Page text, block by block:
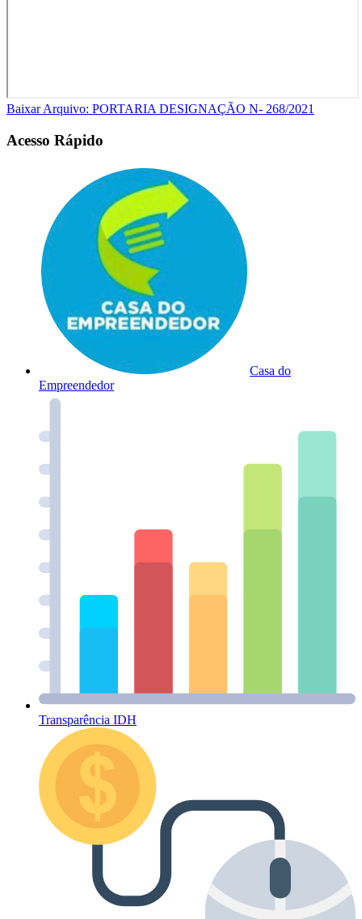
Baixar Arquivo: PORTARIA DESIGNAÇÃO N- 268/2021
Acesso Rápido
Casa do
Empreendedor
Transparência IDH